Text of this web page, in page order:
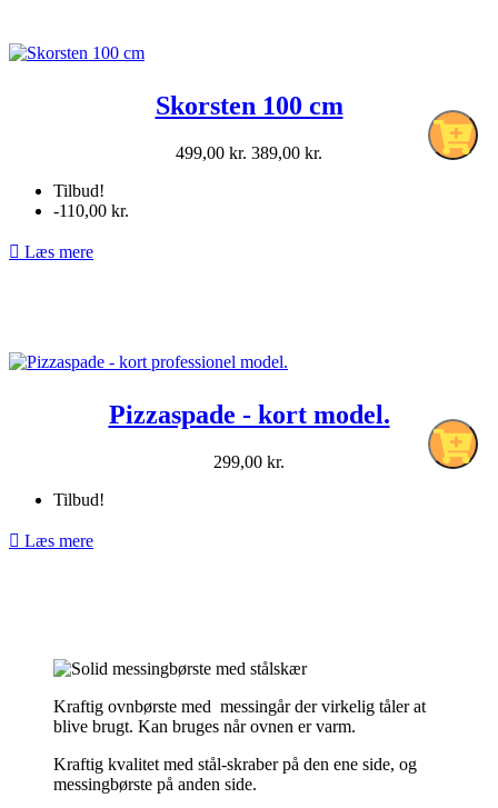
Skorsten 100 cm
Normalpris
499,00 kr. Pris
389,00 kr.
Tilbud!
-110,00 kr.
 Læs mere
Pizzaspade - kort model.
Pris
299,00 kr.
Tilbud!
 Læs mere
Kraftig ovnbørste med messingår der virkelig tåler at
blive brugt. Kan bruges når ovnen er varm.
Kraftig kvalitet med stål-skraber på den ene side, og
messingbørste på anden side.